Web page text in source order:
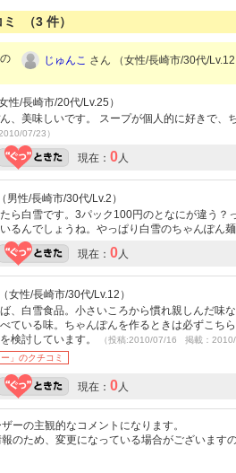
ミ （3 件）
じゅんこ さん （女性/長崎市/30代/Lv.12
性/長崎市/20代/Lv.25）
、美味しいです。 スープが個人的に好きで、
07/23）
現在： 0人
男性/長崎市/30代/Lv.2）
ら白雪です。3パック100円のとなにが違う
るんでしょうね。やっぱり白雪のちゃんぽん
現在： 0人
女性/長崎市/30代/Lv.12）
、白雪食品。小さいころから慣れ親しんだ味
ている味。ちゃんぽんを作るときは必ずこち
検討しています。
（投稿:2010/07/16 掲載：2010/
」のクチコミ
現在： 0人
ーの主観的なコメントになります。
のため、変更になっている場合がございます